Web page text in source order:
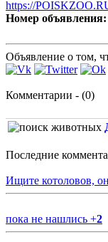
https://
Номер объявления:
Объявление о том,
Комментарии - (0)
Последние
Ищите котоловов,
пока не нашлись +2